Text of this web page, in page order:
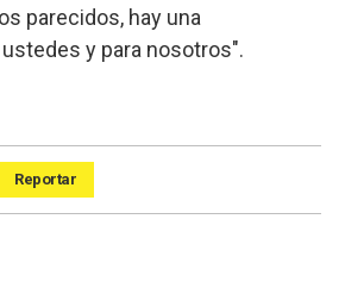
parecidos, hay una
y para nosotros".
Reportar